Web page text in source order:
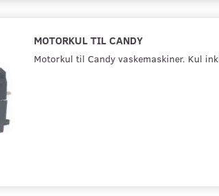
MOTORKUL TIL CANDY
Motorkul til Candy vaskemaskiner. Kul